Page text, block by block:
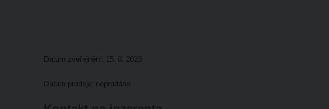
Datum zveřejnění: 15. 8. 2023
Datum prodeje: neprodáno